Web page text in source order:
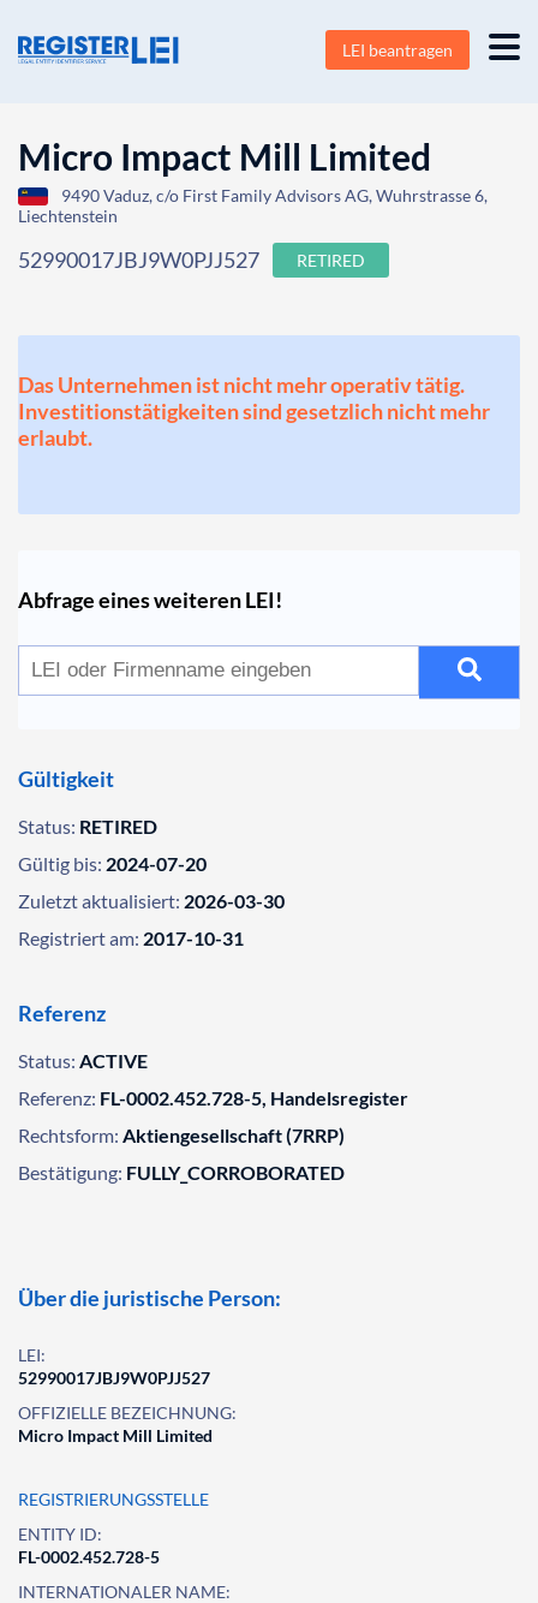
LEI beantragen
Micro Impact Mill Limited
9490 Vaduz, c/o First Family Advisors AG, Wuhrstrasse 6,
Liechtenstein
52990017JBJ9W0PJJ527 RETIRED
Das Unternehmen ist nicht mehr operativ tätig.
Investitionstätigkeiten sind gesetzlich nicht mehr
erlaubt.
Abfrage eines weiteren LEI!
Gültigkeit
Status: RETIRED
Gültig bis: 2024-07-20
Zuletzt aktualisiert: 2026-03-30
Registriert am: 2017-10-31
Referenz
Status: ACTIVE
Referenz: FL-0002.452.728-5, Handelsregister
Rechtsform: Aktiengesellschaft (7RRP)
Bestätigung: FULLY_CORROBORATED
Über die juristische Person:
LEI:
52990017JBJ9W0PJJ527
OFFIZIELLE BEZEICHNUNG:
Micro Impact Mill Limited
REGISTRIERUNGSSTELLE
ENTITY ID:
FL-0002.452.728-5
INTERNATIONALER NAME: